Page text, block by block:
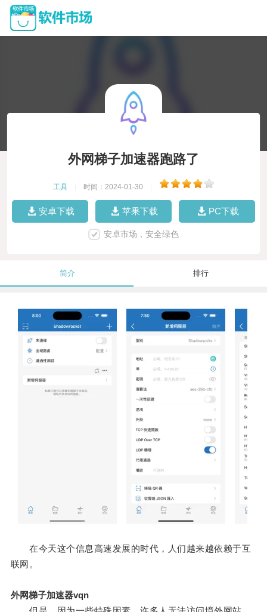
外网梯子加速器跑路了
工具 时间：2024-01-30
安卓下载 苹果下载 PC下载
安卓市场，安全绿色
简介 排行
在今天这个信息高速发展的时代，人们越来越依赖于互
联网。
外网梯子加速器vqn